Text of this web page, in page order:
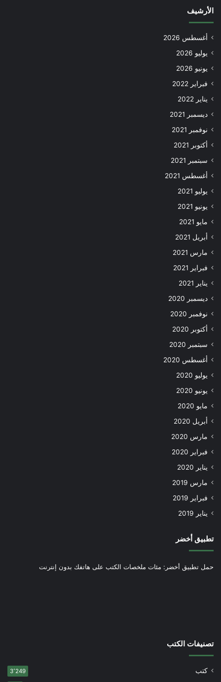
الأرشيف
أغسطس 2026
يوليو 2026
يونيو 2026
فبراير 2022
يناير 2022
ديسمبر 2021
نوفمبر 2021
أكتوبر 2021
سبتمبر 2021
أغسطس 2021
يوليو 2021
يونيو 2021
مايو 2021
أبريل 2021
مارس 2021
فبراير 2021
يناير 2021
ديسمبر 2020
نوفمبر 2020
أكتوبر 2020
سبتمبر 2020
أغسطس 2020
يوليو 2020
يونيو 2020
مايو 2020
أبريل 2020
مارس 2020
فبراير 2020
يناير 2020
مارس 2019
فبراير 2019
يناير 2019
تطبيق أخضر
حمل تطبيق أخضر: مئات ملخصات الكتب على هاتفك بدون إنترنت
تصنيفات الكتب
كتب 3٬249